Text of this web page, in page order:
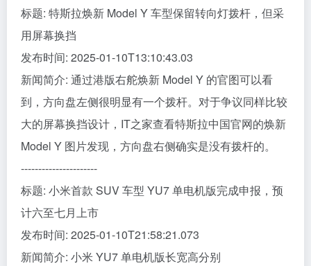
标题: 特斯拉焕新 Model Y 车型保留转向灯拨杆，但采
用屏幕换挡
发布时间: 2025-01-10T13:10:43.03
新闻简介: 通过港版右舵焕新 Model Y 的官图可以看
到，方向盘左侧很明显有一个拨杆。对于争议同样比较
大的屏幕换挡设计，IT之家查看特斯拉中国官网的焕新
Model Y 图片发现，方向盘右侧确实是没有拨杆的。
----------------------
标题: 小米首款 SUV 车型 YU7 单电机版完成申报，预
计六至七月上市
发布时间: 2025-01-10T21:58:21.073
新闻简介: 小米 YU7 单电机版长宽高分别